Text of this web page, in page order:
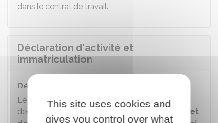
dans le contrat de travail.
Déclaration d'activité et
immatriculation
Déclaration d'activité
Le vendeur à domicile indépendant (VDI) doit
déclarer son activité sur le site internet du
guichet
This site uses cookies and
gives you control over what